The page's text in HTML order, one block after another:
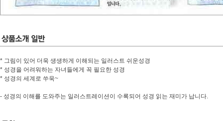
* 그림이 있어 더욱 생생하게 이해되는 일러스트 쉬운성경
* 성경을 어려워하는 자녀들에게 꼭 필요한 성경
* 성경의 세계로 쑤욱~
- 성경의 이해를 도와주는 일러스트레이션이 수록되어 성경 읽는 재미가 납니다.